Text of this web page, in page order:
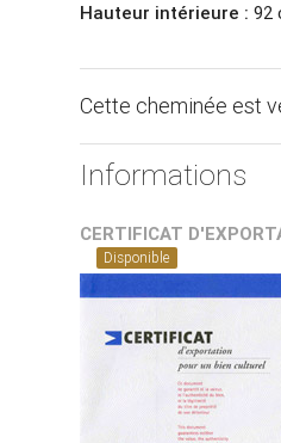
Hauteur intérieure :92
Cette cheminée est
Informations
CERTIFICAT
Disponible